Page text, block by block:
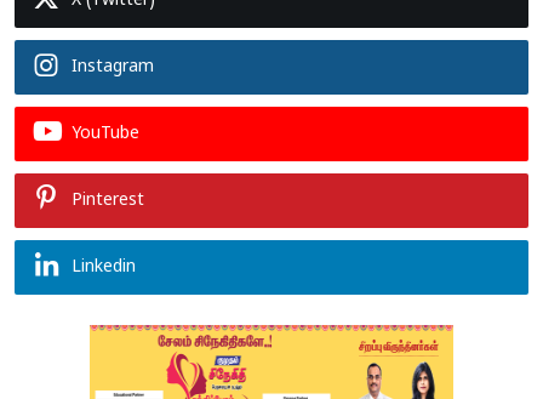
Instagram
YouTube
Pinterest
Linkedin